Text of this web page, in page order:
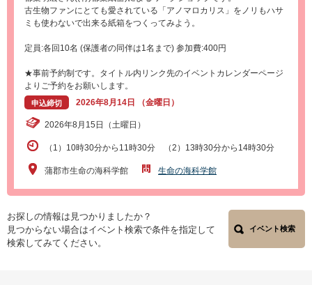
古生物ファンにとても愛されている「アノマロカリス」をノリもハサ
ミも使わないで出来る紙箱をつくってみよう。
定員:各回10名 (保護者の同伴は1名まで) 参加費:400円
★事前予約制です。タイトル内リンク先のイベントカレンダーページ
よりご予約をお願いします。
申込締切 2026年8月14日 （金曜日）
2026年8月15日（土曜日）
（1）10時30分から11時30分 （2）13時30分から14時30分
蒲郡市生命の海科学館 生命の海科学館
お探しの情報は見つかりましたか？
見つからない場合はイベント検索で条件を指定して
検索してみてください。
イベント検索